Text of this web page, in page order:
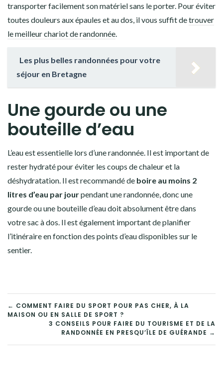
transporter facilement son matériel sans le porter. Pour éviter
toutes douleurs aux épaules et au dos, il vous suffit detrouver
le meilleur chariot de randonnée
Les plus belles randonnées pour votre
séjour en Bretagne
Une gourde ou une
bouteille d’eau
L’eau est essentielle lors d’une randonnée. Il est important de
rester hydraté pour éviter les coups de chaleur et la
déshydratation. Il est recommandé de boire au moins 2
litres d’eau par jourpendant une randonnée, donc une
gourde ou une bouteille d’eau doit absolument être dans
votre sac à dos. Il est également important de planifier
l’itinéraire en fonction des points d’eau disponibles sur le
sentier.
NAVIGATION
L’ARTICLE
← COMMENT FAIRE DU SPORT POUR PAS CHER, À LA
MAISON OU EN SALLE DE SPORT ?
3 CONSEILS POUR FAIRE DU TOURISME ET DE LA
RANDONNÉE EN PRESQU’ÎLE DE GUÉRANDE →